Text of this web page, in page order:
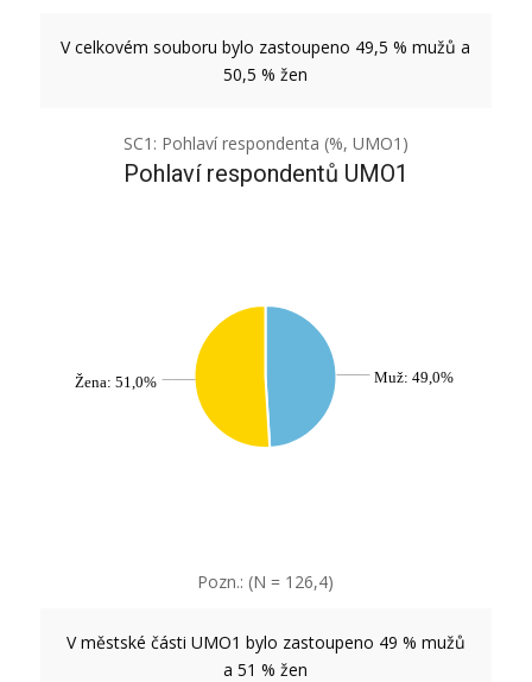
V celkovém souboru bylo zastoupeno 49,5 % mužů a
50,5 % žen
SC1: Pohlaví respondenta (%, UMO1)
Pohlaví respondentů UMO1
Muž: 49,0%
Žena: 51,0%
Pozn.: (N = 126,4)
V městské části UMO1 bylo zastoupeno 49 % mužů
a 51 % žen